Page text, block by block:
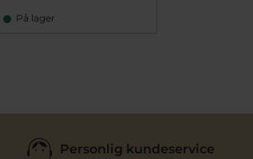
På lager
Personlig kundeservice